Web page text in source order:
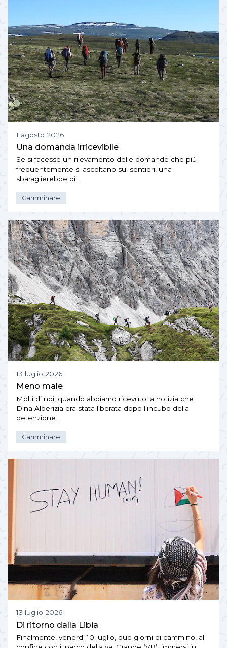
1 agosto 2026
Una domanda irricevibile
Se si facesse un rilevamento delle domande che più
frequentemente si ascoltano sui sentieri, una
sbaraglierebbe di…
Camminare
13 luglio 2026
Meno male
Molti di noi, quando abbiamo ricevuto la notizia che
Dina Alberizia era stata liberata dopo l’incubo della
detenzione…
Camminare
13 luglio 2026
Di ritorno dalla Libia
Finalmente, venerdì 10 luglio, due giorni di cammino, al